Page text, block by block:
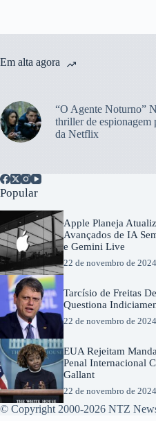
Em alta agora
“O Agente Noturno”
thriller de espionagem
da Netflix
Popular
Apple Planeja
Avançados de IA
e Gemini Live
22 de novembro de 2024
Tarcísio de Freitas
Questiona
22 de novembro de 2024
EUA Rejeitam
Penal Internacional
Gallant
22 de novembro de 2024
© Copyright 2000-2026 NTZ